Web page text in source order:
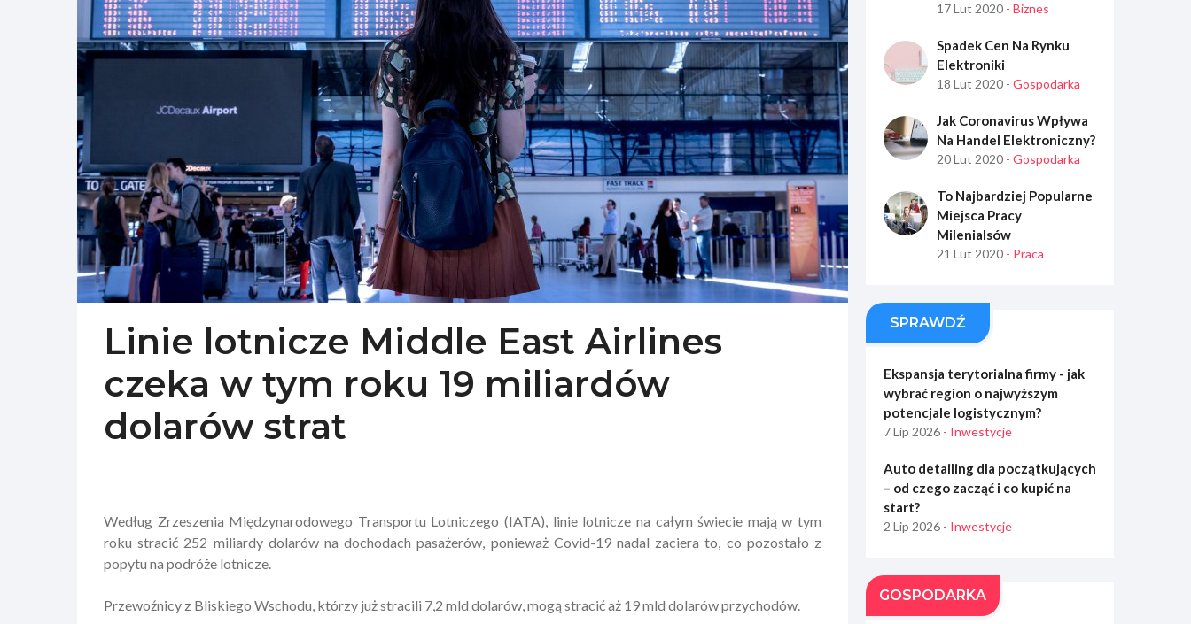
Linie lotnicze Middle East Airlines
czeka w tym roku 19 miliardów
dolarów strat
Według Zrzeszenia Międzynarodowego Transportu Lotniczego (IATA), linie lotnicze na całym świecie mają w tym
roku stracić 252 miliardy dolarów na dochodach pasażerów, ponieważ Covid-19 nadal zaciera to, co pozostało z
popytu na podróże lotnicze.
Przewoźnicy z Bliskiego Wschodu, którzy już stracili 7,2 mld dolarów, mogą stracić aż 19 mld dolarów przychodów.
17 Lut 2020 - Biznes
Spadek Cen Na Rynku
Elektroniki
18 Lut 2020 - Gospodarka
Jak Coronavirus Wpływa
Na Handel Elektroniczny?
20 Lut 2020 - Gospodarka
To Najbardziej Popularne
Miejsca Pracy
Milenialsów
21 Lut 2020 - Praca
SPRAWDŹ
Ekspansja terytorialna firmy - jak
wybrać region o najwyższym
potencjale logistycznym?
7 Lip 2026 - Inwestycje
Auto detailing dla początkujących
– od czego zacząć i co kupić na
start?
2 Lip 2026 - Inwestycje
GOSPODARKA